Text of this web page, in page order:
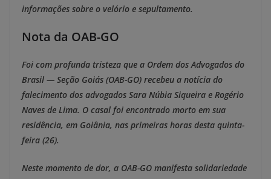
informações sobre o velório e sepultamento.
Nota da OAB-GO
Foi com profunda tristeza que a Ordem dos Advogados do
Brasil — Seção Goiás (OAB-GO) recebeu a notícia do
falecimento dos advogados Sara Núbia Siqueira e Rogério
Naves de Lima. O casal foi encontrado morto em sua
residência, em Goiânia, nas primeiras horas desta quinta-
feira (26).
Neste momento de dor, a OAB-GO manifesta solidariedade